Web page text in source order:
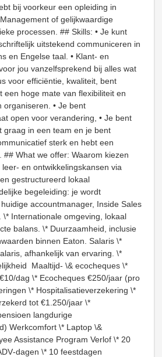
bij voorkeur een opleiding in
of gelijkwaardige
processen. ## Skills: • Je kunt
uitstekend communiceren in
en Engelse taal. • Klant- en
jou vanzelfsprekend bij alles wat
voor efficiëntie, kwaliteit, bent
een hoge mate van flexibiliteit en
organiseren. • Je bent
open voor verandering, • Je bent
graag in een team en je bent
sterk en hebt een
## What we offer: Waarom kiezen
en ontwikkelingskansen via
gestructureerd lokaal
begeleiding: je wordt
accountmanager, Inside Sales
\* Internationale omgeving, lokaal
balans. \* Duurzaamheid, inclusie
binnen Eaton. Salaris \*
afhankelijk van ervaring. \*
Maaltijd- \& ecocheques \*
dag \* Ecocheques €250/jaar (pro
\* Hospitalisatieverzekering \*
tot €1.250/jaar \*
langdurige
Werkcomfort \* Laptop \&
Assistance Program Verlof \* 20
\* 10 feestdagen